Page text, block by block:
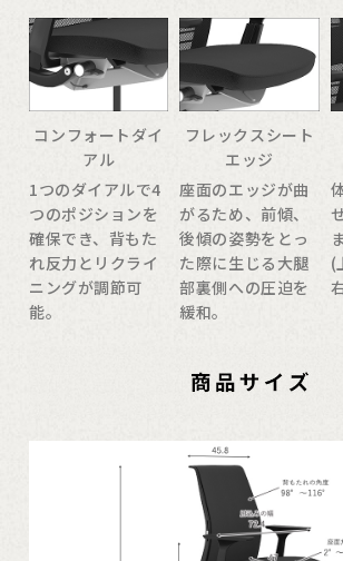
コンフォートダイ
アル
1つのダイアルで4
つのポジションを
確保でき、背もた
れ反力とリクライ
ニングが調節可
能。
フレックスシート
エッジ
座面のエッジが曲
がるため、前傾、
後傾の姿勢をとっ
た際に生じる大腿
部裏側への圧迫を
緩和。
(